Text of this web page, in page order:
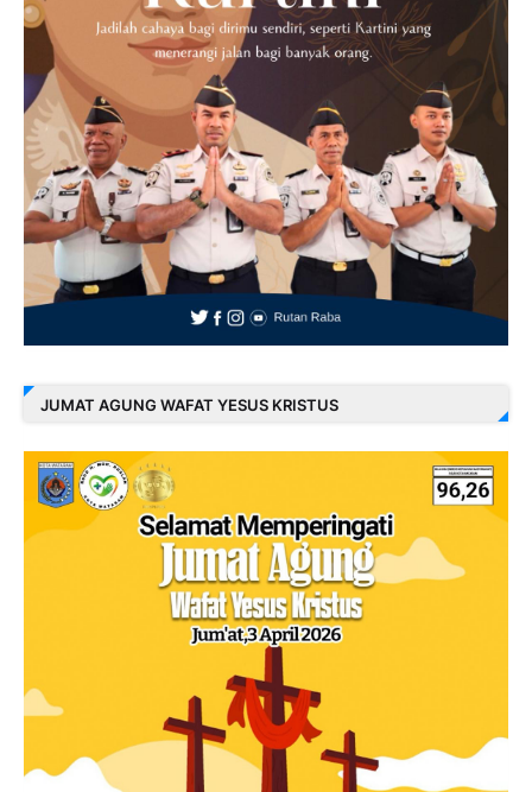
JUMAT AGUNG WAFAT YESUS KRISTUS